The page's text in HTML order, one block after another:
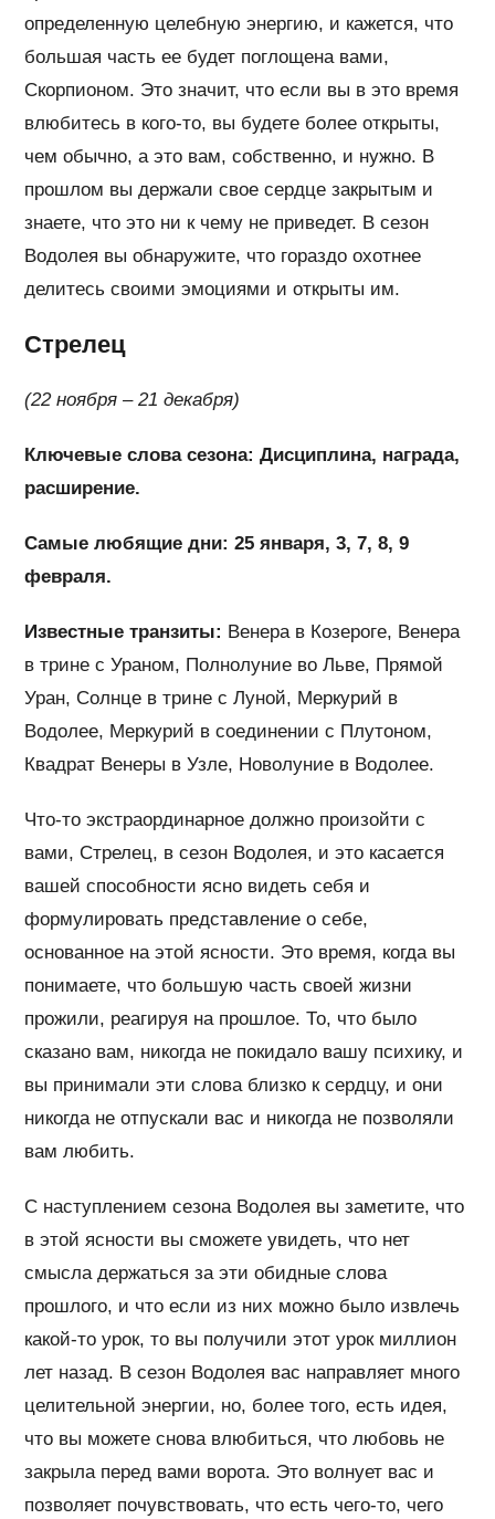
определенную целебную энергию, и кажется, что
большая часть ее будет поглощена вами,
Скорпионом. Это значит, что если вы в это время
влюбитесь в кого-то, вы будете более открыты,
чем обычно, а это вам, собственно, и нужно. В
прошлом вы держали свое сердце закрытым и
знаете, что это ни к чему не приведет. В сезон
Водолея вы обнаружите, что гораздо охотнее
делитесь своими эмоциями и открыты им.
Стрелец
(22 ноября – 21 декабря)
Ключевые слова сезона: Дисциплина, награда,
расширение.
Самые любящие дни: 25 января, 3, 7, 8, 9
февраля.
Известные транзиты: Венера в Козероге, Венера
в трине с Ураном, Полнолуние во Льве, Прямой
Уран, Солнце в трине с Луной, Меркурий в
Водолее, Меркурий в соединении с Плутоном,
Квадрат Венеры в Узле, Новолуние в Водолее.
Что-то экстраординарное должно произойти с
вами, Стрелец, в сезон Водолея, и это касается
вашей способности ясно видеть себя и
формулировать представление о себе,
основанное на этой ясности. Это время, когда вы
понимаете, что большую часть своей жизни
прожили, реагируя на прошлое. То, что было
сказано вам, никогда не покидало вашу психику, и
вы принимали эти слова близко к сердцу, и они
никогда не отпускали вас и никогда не позволяли
вам любить.
С наступлением сезона Водолея вы заметите, что
в этой ясности вы сможете увидеть, что нет
смысла держаться за эти обидные слова
прошлого, и что если из них можно было извлечь
какой-то урок, то вы получили этот урок миллион
лет назад. В сезон Водолея вас направляет много
целительной энергии, но, более того, есть идея,
что вы можете снова влюбиться, что любовь не
закрыла перед вами ворота. Это волнует вас и
позволяет почувствовать, что есть чего-то, чего